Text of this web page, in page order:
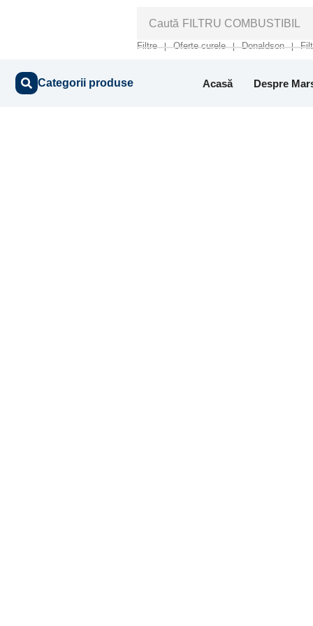
Caută FILTRU COMBUSTIBIL
Filtre ❘ Oferte curele ❘ Donaldson ❘
Categorii produse Acasă Despre